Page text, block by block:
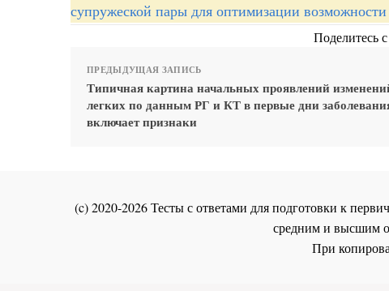
супружеской пары для оптимизации возможности
Поделитесь
ПРЕДЫДУЩАЯ ЗАПИСЬ
Типичная картина начальных проявлений
легких по данным РГ и КТ в первые дни
включает признаки
(c) 2020-2026 Тесты с ответами для подготовки к
средним и высшим
При